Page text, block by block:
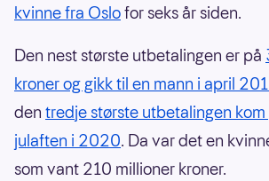
kvinne fra Oslofor seks år siden.
Den nest største utbetalingen er på
kroner og gikk til en mann i april
den tredje største utbetalingen
julaften i 2020. Da var det en
som vant 210 millioner kroner.